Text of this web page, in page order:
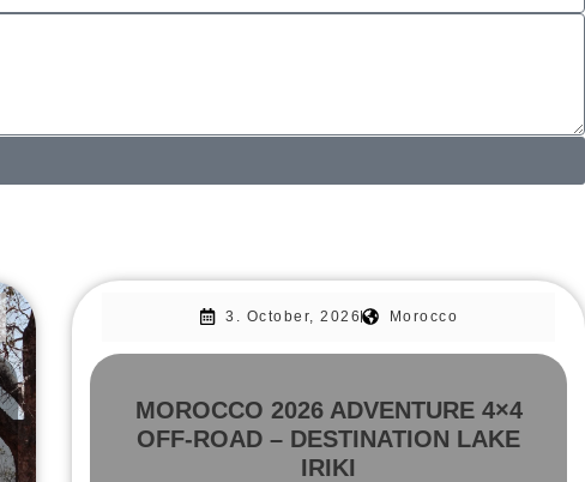
3. October, 2026 Morocco
MOROCCO 2026 ADVENTURE 4×4
OFF-ROAD – DESTINATION LAKE
IRIKI